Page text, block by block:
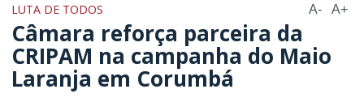
LUTA DE TODOS A- A+
Câmara reforça parceira da
CRIPAM na campanha do Maio
Laranja em Corumbá